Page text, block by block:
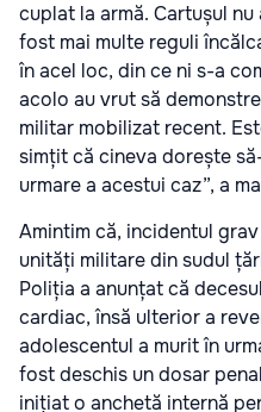
cuplat la armă. Cartușul
fost mai multe reguli
în acel loc, din ce ni s-a
acolo au vrut să
militar mobilizat recent.
simțit că cineva dorește
urmare a acestui caz”, a
Amintim că, incidentul
unități militare din sudul
Poliția a anunțat că
cardiac, însă ulterior a
adolescentul a murit în
fost deschis un dosar
inițiat o anchetă internă